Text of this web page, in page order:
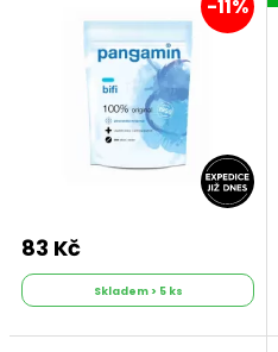
-11%
83 Kč
Skladem > 5 ks